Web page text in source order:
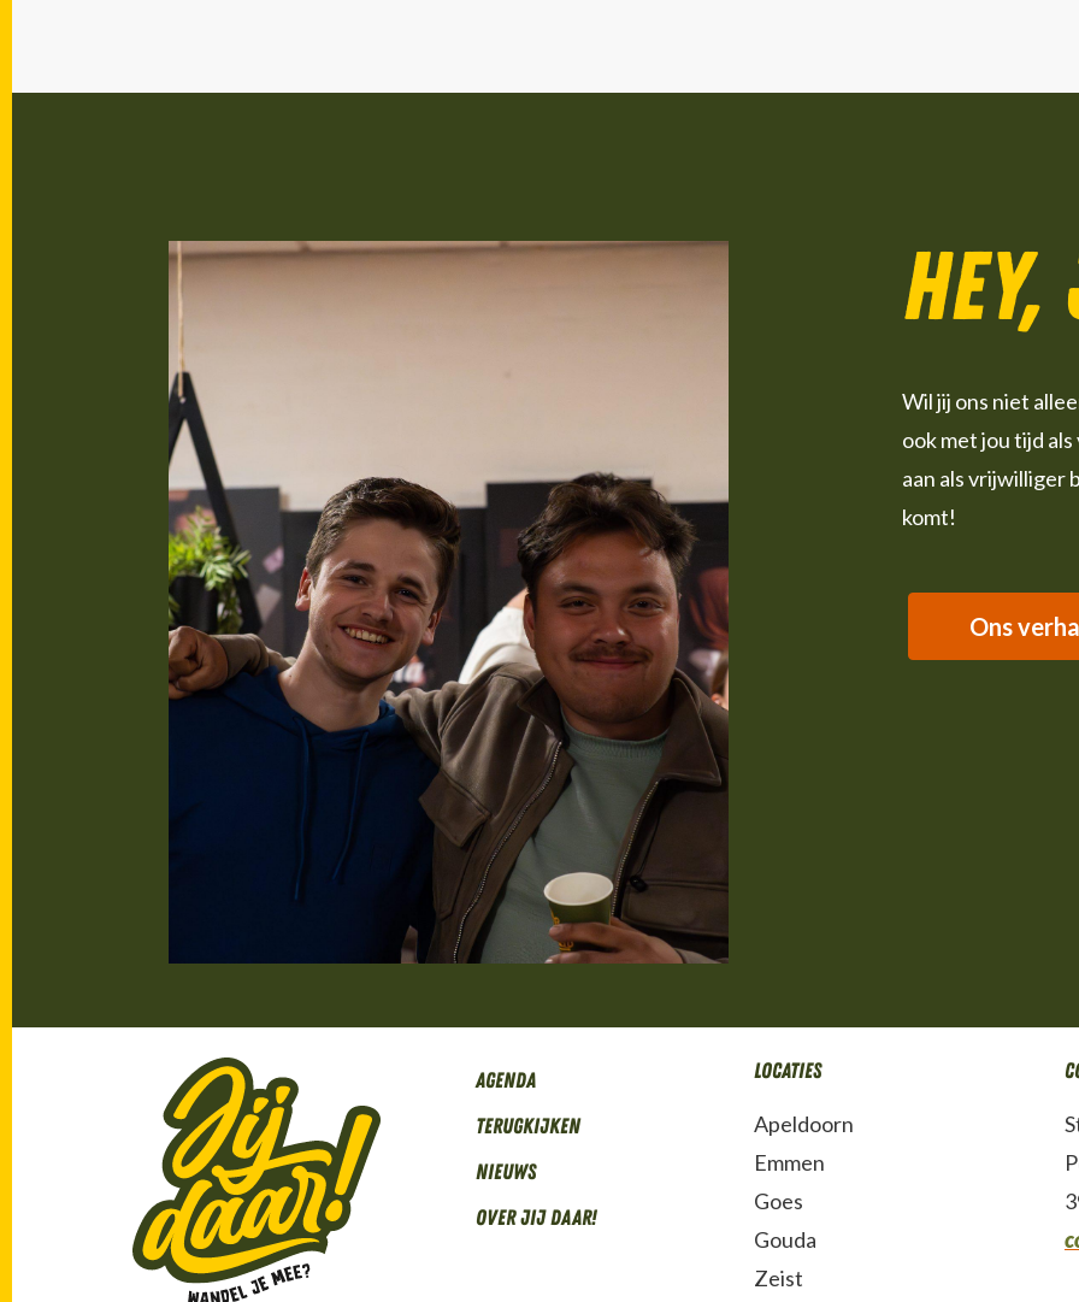
Wil jij ons niet
ook met jou tijd
aan als vrijwilliger
komt!
Ons
Agenda
Terugkijken
Nieuws
Over Jij daar!
Locaties
Apeldoorn
Emmen
Goes
Gouda
Zeist